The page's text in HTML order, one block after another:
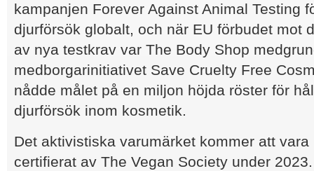
kampanjen Forever Against Animal Testing
djurförsök globalt, och när EU förbudet mot
av nya testkrav var The Body Shop
medborgarinitiativet Save Cruelty Free
nådde målet på en miljon höjda röster för
djurförsök inom kosmetik.
Det aktivistiska varumärket kommer att
certifierat av The Vegan Society under 2023.